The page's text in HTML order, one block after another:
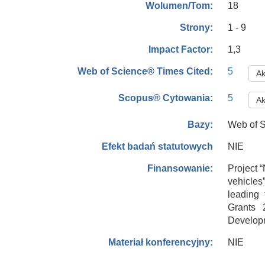
Wolumen/Tom: 18
Strony: 1 - 9
Impact Factor: 1,3
Web of Science® Times Cited: 5
Scopus® Cytowania: 5
Bazy: Web of
Efekt badań statutowych NIE
Finansowanie:
Project
Grants
Materiał konferencyjny: NIE